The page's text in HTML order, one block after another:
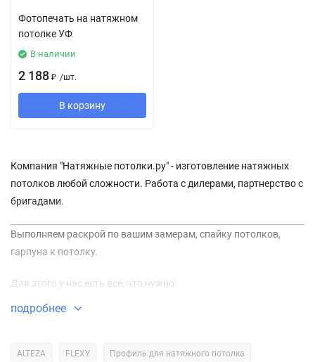
Фотопечать на натяжном
потолке УФ
В наличии
2 188 ₽ /шт.
В корзину
Компания "Натяжные потолки.ру" - изготовление натяжных
потолков любой сложности. Работа с дилерами, партнерство с
бригадами.
Выполняем раскрой по вашим замерам, спайку потолков,
гарпуна к потолку.
Для этого у нас есть все, что нужно:
1. Оборудование
подробнее
ALTEZA FLEXY Профиль для натяжного потолка